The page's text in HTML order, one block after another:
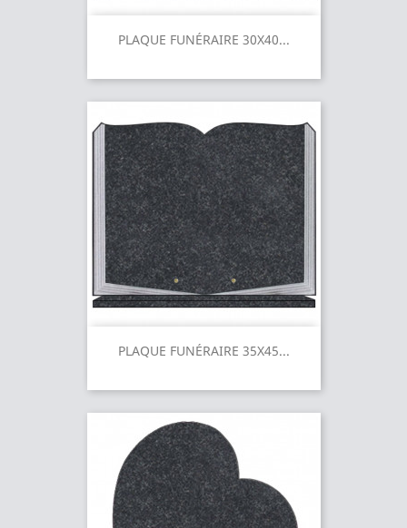
PLAQUE FUNÉRAIRE 30X40...
PLAQUE FUNÉRAIRE 35X45...